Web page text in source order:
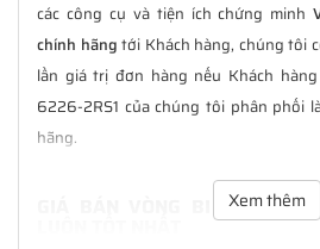
các công cụ và tiện ích chứng minh
chính hãngtới Khách hàng, chúng tôi
lần giá trị đơn hàng nếu Khách
6226-2RS1 của chúng tôi phân phối
hãng.
GIÁ BÁN VÒNG BI SKF 6226-
Xem thêm